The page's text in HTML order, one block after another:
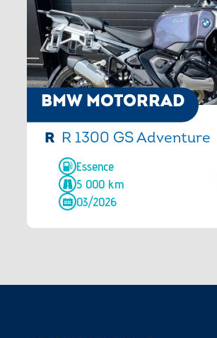
BMW MOTORRAD
R
R 1300 GS Adventure
Essence
5 000 km
03/2026